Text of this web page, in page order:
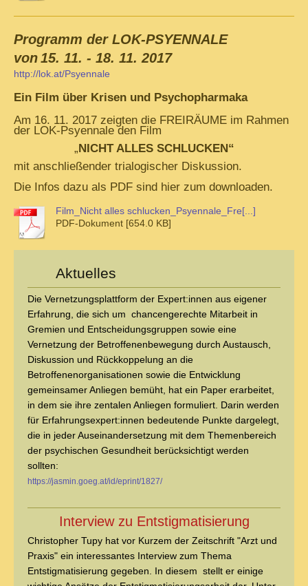
Programm der LOK-PSYENNALE
von15. 11. - 18. 11. 2017
http://lok.at/Psyennale
Ein Film über Krisen und Psychopharmaka
Am 16. 11. 2017 zeigten die FREIRÄUME im Rahmen
der LOK-Psyennale den Film
„NICHT ALLES SCHLUCKEN“
mit anschließender trialogischer Diskussion.
Die Infos dazu als PDF sind hier zum downloaden.
Film_Nicht alles schlucken_Psyennale_Fre[...]
PDF-Dokument [654.0 KB]
Aktuelles
Die Vernetzungsplattform der Expert:innen aus eigener
Erfahrung, die sich um chancengerechte Mitarbeit in
Gremien und Entscheidungsgruppen sowie eine
Vernetzung der Betroffenenbewegung durch Austausch,
Diskussion und Rückkoppelung an die
Betroffenenorganisationen sowie die Entwicklung
gemeinsamer Anliegen bemüht, hat ein Paper erarbeitet,
in dem sie ihre zentalen Anliegen formuliert. Darin werden
für Erfahrungsexpert:innen bedeutende Punkte dargelegt,
die in jeder Auseinandersetzung mit dem Themenbereich
der psychischen Gesundheit berücksichtigt werden
sollten:
https://jasmin.goeg.at/id/eprint/1827/
Interview zu Entstigmatisierung
Christopher Tupy hat vor Kurzem der Zeitschrift "Arzt und
Praxis" ein interessantes Interview zum Thema
Entstigmatisierung gegeben. In diesem stellt er einige